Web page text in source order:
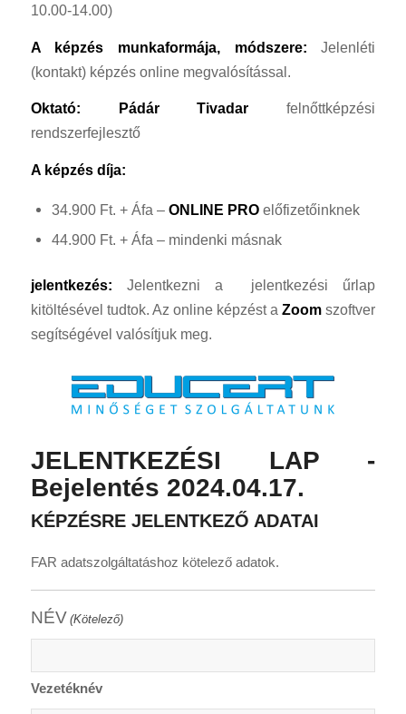
10.00-14.00)
A képzés munkaformája, módszere: Jelenléti
(kontakt) képzés online megvalósítással.
Oktató: Pádár Tivadar felnőttképzési
rendszerfejlesztő
A képzés díja:
34.900 Ft. + Áfa – ONLINE PROelőfizetőinknek
44.900 Ft. + Áfa – mindenki másnak
jelentkezés: Jelentkezni a jelentkezési űrlap
kitöltésével tudtok. Az online képzést aZoom szoftver
segítségével valósítjuk meg.
JELENTKEZÉSI LAP -
Bejelentés 2024.04.17.
KÉPZÉSRE JELENTKEZŐ ADATAI
FAR adatszolgáltatáshoz kötelező adatok.
NÉV (Kötelező)
Vezetéknév